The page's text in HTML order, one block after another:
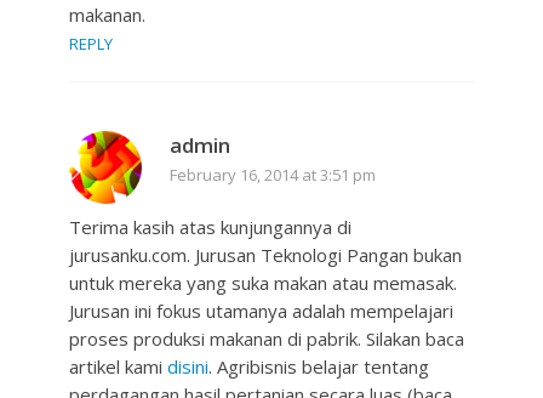
makanan.
REPLY
admin
February 16, 2014 at 3:51 pm
Terima kasih atas kunjungannya di
jurusanku.com. Jurusan Teknologi Pangan bukan
untuk mereka yang suka makan atau memasak.
Jurusan ini fokus utamanya adalah mempelajari
proses produksi makanan di pabrik. Silakan baca
artikel kami disini. Agribisnis belajar tentang